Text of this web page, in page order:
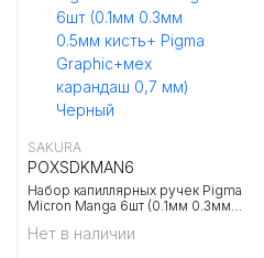
Нет в наличии
Набор капиллярных ручек Pigma
Micron Manga 6шт (0.1мм 0.3мм
карандаш 0,7 мм) Черный
SAKURA
POXSDKMAN6